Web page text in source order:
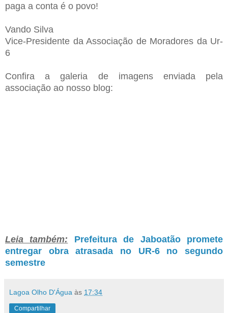
paga a conta é o povo!
Vando Silva
Vice-Presidente da Associação de Moradores da Ur-
6
Confira a galeria de imagens enviada pela
associação ao nosso blog:
Leia também:
Prefeitura de Jaboatão promete
entregar obra atrasada no UR-6 no segundo
semestre
Lagoa Olho D'Água às 17:34
Compartilhar